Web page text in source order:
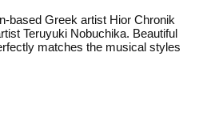
based Greek artist Hior Chronik
Teruyuki Nobuchika. Beautiful
matches the musical styles